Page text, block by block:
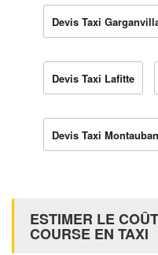
Devis Taxi
Devis Taxi Lafitte
Devis Taxi Montauban
ESTIMER LE
COURSE EN TAXI